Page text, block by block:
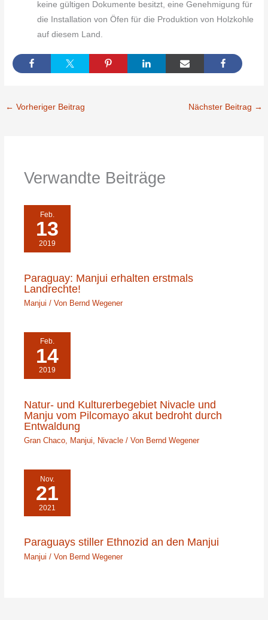
keine gültigen Dokumente besitzt, eine Genehmigung für
die Installation von Öfen für die Produktion von Holzkohle
auf diesem Land.
← Vorheriger Beitrag Nächster Beitrag →
Verwandte Beiträge
Feb.
13
2019
Paraguay: Manjui erhalten erstmals
Landrechte!
Manjui / Von Bernd Wegener
Feb.
14
2019
Natur- und Kulturerbegebiet Nivacle und
Manju vom Pilcomayo akut bedroht durch
Entwaldung
Gran Chaco, Manjui, Nivacle / Von Bernd Wegener
Nov.
21
2021
Paraguays stiller Ethnozid an den Manjui
Manjui / Von Bernd Wegener